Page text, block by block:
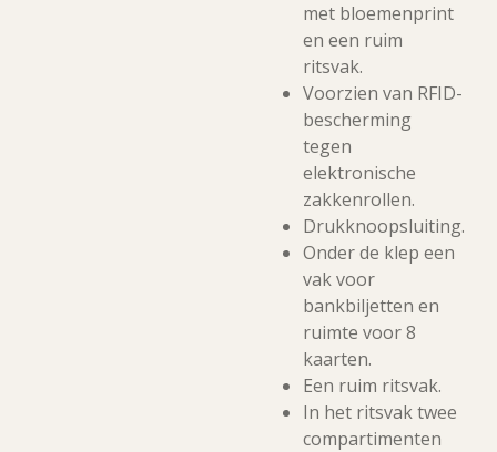
met bloemenprint
en een ruim
ritsvak.
Voorzien van RFID-
bescherming
tegen
elektronische
zakkenrollen.
Drukknoopsluiting.
Onder de klep een
vak voor
bankbiljetten en
ruimte voor 8
kaarten.
Een ruim ritsvak.
In het ritsvak twee
compartimenten